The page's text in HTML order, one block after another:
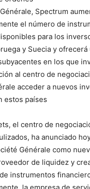
Spectrum
el número de
para los
y Suecia y ofrecerá
en los que
al centro de
acceder a nuevos
estos países
el centro de
ha anunciado
Générale como
de liquidez y
instrumentos